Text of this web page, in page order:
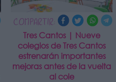
COMPARTIR:
Tres Cantos | Nueve
colegios de Tres Cantos
estrenarán importantes
mejoras antes de la vuelta
al cole